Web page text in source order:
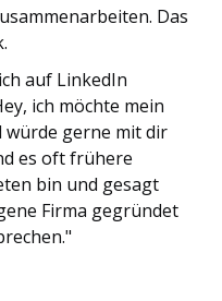
Das
auf LinkedIn
ich möchte mein
würde gerne mit dir
es oft frühere
bin und gesagt
Firma gegründet